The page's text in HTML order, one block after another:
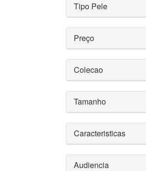
Tipo Pele
Preço
Colecao
Tamanho
Caracteristicas
Audiencia